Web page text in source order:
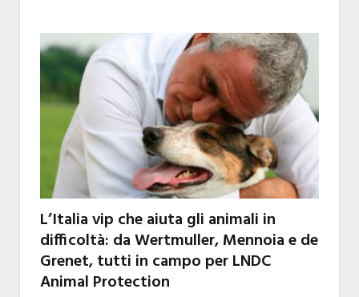
L’Italia vip che aiuta gli animali in
difficoltà: da Wertmuller, Mennoia e de
Grenet, tutti in campo per LNDC
Animal Protection